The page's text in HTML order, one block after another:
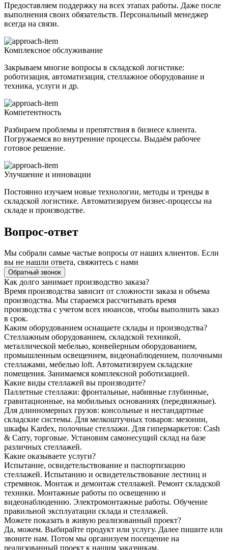
Предоставляем поддержку на всех этапах работы. Даже после
выполнения своих обязательств. Персональный менеджер
всегда на связи.
Комплексное обслуживание
Закрываем многие вопросы в складской логистике:
роботизация, автоматизация, стеллажное оборудование и
техника, услуги и др.
Компетентность
Разбираем проблемы и препятствия в бизнесе клиента.
Погружаемся во внутренние процессы. Выдаём рабочее
готовое решение.
Улучшение и инновации
Постоянно изучаем новые технологии, методы и тренды в
складской логистике. Автоматизируем бизнес-процессы на
складе и производстве.
Вопрос-ответ
Мы собрали самые частые вопросы от наших клиентов. Если
вы не нашли ответа, свяжитесь с нами
Обратный звонок
Как долго занимает производство заказа?
Время производства зависит от сложности заказа и объема
производства. Мы стараемся рассчитывать время
производства с учетом всех нюансов, чтобы выполнить заказ
в срок.
Каким оборудованием оснащаете склады и производства?
Стеллажным оборудованием, складской техникой,
металлической мебелью, конвейерным оборудованием,
промышленным освещением, видеонаблюдением, полочными
стеллажами, мебелью loft. Автоматизируем складские
помещения. Занимаемся комплексной роботизацией.
Какие виды стеллажей вы производите?
Паллетные стеллажи: фронтальные, набивные глубинные,
гравитационные, на мобильных основаниях (передвижные).
Для длинномерных грузов: консольные и нестандартные
складские системы. Для мелкоштучных товаров: мезонин,
шкафы Kardex, полочные стеллажи. Для гипермаркетов: Cash
& Carry, торговые. Установим самонесущий склад на базе
различных стеллажей.
Какие оказываете услуги?
Испытание, освидетельствование и паспортизацию
стеллажей. Испытанию и освидетельствование лестниц и
стремянок. Монтаж и демонтаж стеллажей. Ремонт складской
техники. Монтажные работы по освещению и
видеонаблюдению. Электромонтажные работы. Обучение
правильной эксплуатации склада и стеллажей.
Можете показать в живую реализованный проект?
Да, можем. Выбирайте продукт или услугу. Далее пишите или
звоните нам. Потом мы организуем посещение на
реализованный проект к нашим заказчикам.